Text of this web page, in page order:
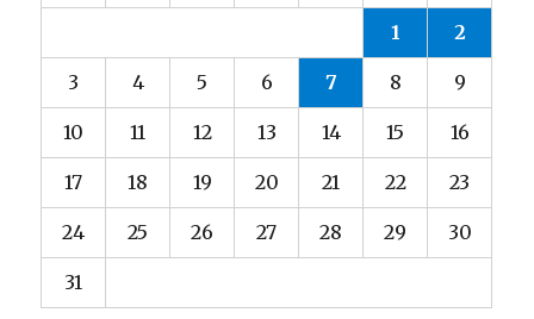
ョ
ン
1 2
3 4 5 6 7 8 9
10 11 12 13 14 15 16
17 18 19 20 21 22 23
24 25 26 27 28 29 30
31